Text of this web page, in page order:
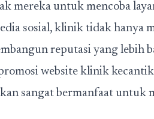
mereka untuk mencoba
sosial, klinik tidak hanya
reputasi yang lebih
website klinik
sangat bermanfaat untuk